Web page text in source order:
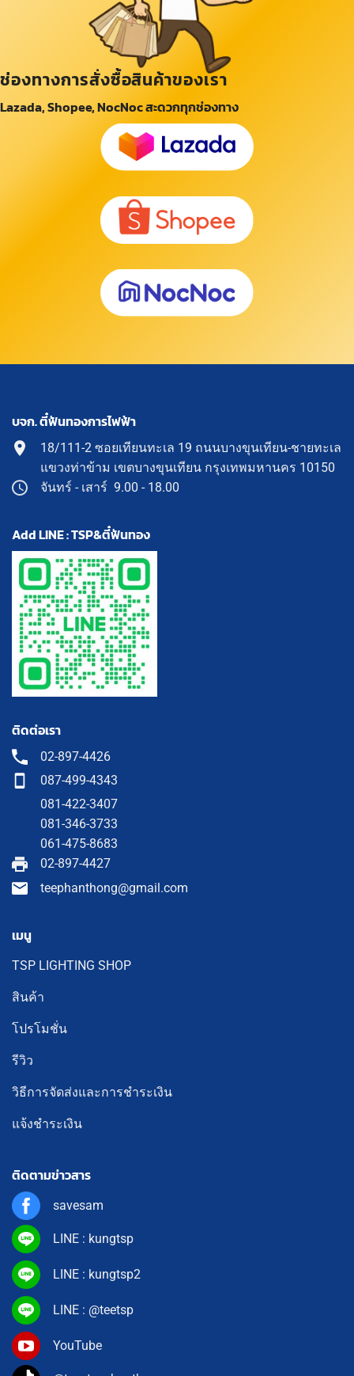
ช่องทางการสั่งซื้อสินค้าของเรา
Lazada, Shopee, NocNoc สะดวกทุกช่องทาง
บจก. ตี๋ฟันทองการไฟฟ้า
18/111-2 ซอยเทียนทะเล 19 ถนนบางขุนเทียน-ชายทะเล
แขวงท่าข้าม เขตบางขุนเทียน กรุงเทพมหานคร 10150
จันทร์ - เสาร์ 9.00 - 18.00
Add LINE : TSP&ตี๋ฟันทอง
ติดต่อเรา
02-897-4426
087-499-4343
081-422-3407
081-346-3733
061-475-8683
02-897-4427
teephanthong@gmail.com
เมนู
TSP LIGHTING SHOP
สินค้า
โปรโมชั่น
รีวิว
วิธีการจัดส่งและการชำระเงิน
แจ้งชำระเงิน
ติดตามข่าวสาร
savesam
LINE : kungtsp
LINE : kungtsp2
LINE : @teetsp
YouTube